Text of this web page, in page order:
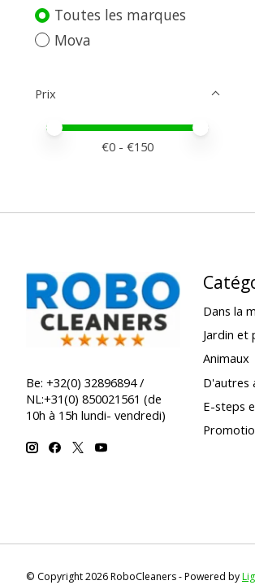
Toutes les marques
Mova
Prix
Prix minimum
Price maximum value
€0 - €150
Be: +32(0) 32896894 /
NL:+31(0) 850021561 (de
10h à 15h lundi- vendredi)
Dans la
Jardin et
Animaux
D'autres
E-steps
© Copyright 2026 RoboCleaners - Powered by